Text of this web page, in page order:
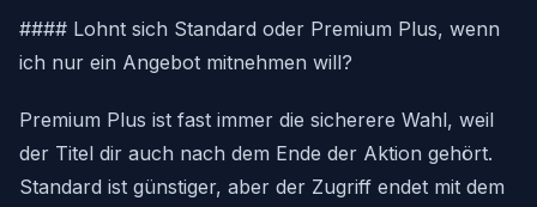
#### Lohnt sich Standard oder Premium Plus, wenn
ich nur ein Angebot mitnehmen will?
Premium Plus ist fast immer die sicherere Wahl, weil
der Titel dir auch nach dem Ende der Aktion gehört.
Standard ist günstiger, aber der Zugriff endet mit dem